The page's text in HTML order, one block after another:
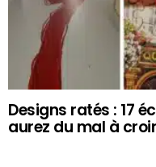
Designs ratés : 17
aurez du mal à